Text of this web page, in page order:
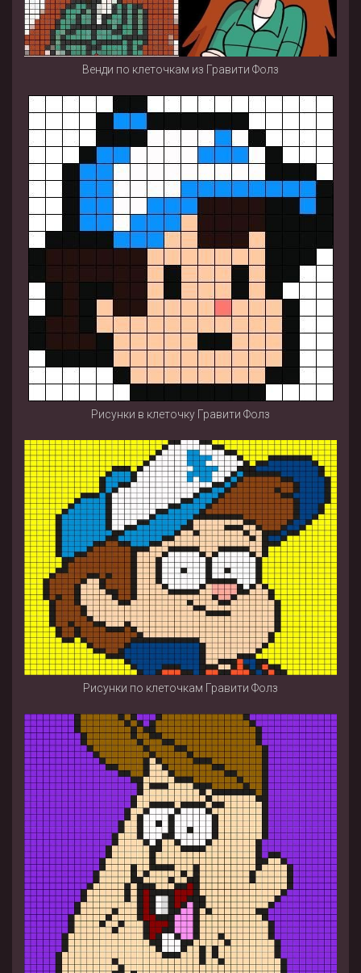
Венди по клеточкам из Гравити Фолз
Рисунки в клеточку Гравити Фолз
Рисунки по клеточкам Гравити Фолз